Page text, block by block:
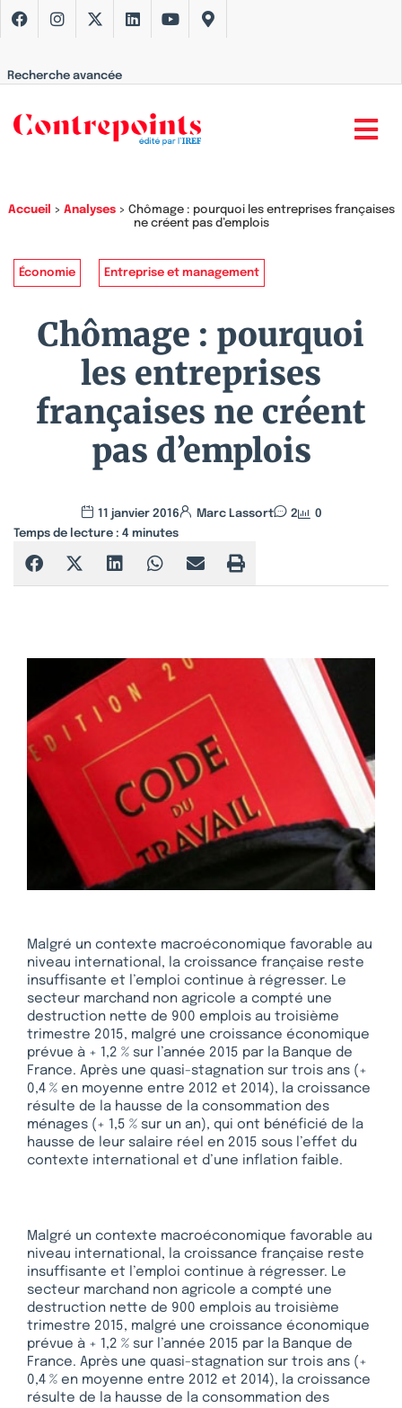
Recherche avancée
Accueil > Analyses> Chômage : pourquoi les entreprises françaises
ne créent pas d’emplois
Économie Entreprise et management
Chômage : pourquoi
les entreprises
françaises ne créent
pas d’emplois
11 janvier 2016 Marc Lassort 2
0
Temps de lecture : 4 minutes
Malgré un contexte macroéconomique favorable au
niveau international, la croissance française reste
insuffisante et l’emploi continue à régresser. Le
secteur marchand non agricole a compté une
destruction nette de 900 emplois au troisième
trimestre 2015, malgré une croissance économique
prévue à + 1,2 % sur l’année 2015 par la Banque de
France. Après une quasi-stagnation sur trois ans (+
0,4 % en moyenne entre 2012 et 2014), la croissance
résulte de la hausse de la consommation des
ménages (+ 1,5 % sur un an), qui ont bénéficié de la
hausse de leur salaire réel en 2015 sous l’effet du
contexte international et d’une inflation faible.
Malgré un contexte macroéconomique favorable au
niveau international, la croissance française reste
insuffisante et l’emploi continue à régresser. Le
secteur marchand non agricole a compté une
destruction nette de 900 emplois au troisième
trimestre 2015, malgré une croissance économique
prévue à + 1,2 % sur l’année 2015 par la Banque de
France. Après une quasi-stagnation sur trois ans (+
0,4 % en moyenne entre 2012 et 2014), la croissance
résulte de la hausse de la consommation des